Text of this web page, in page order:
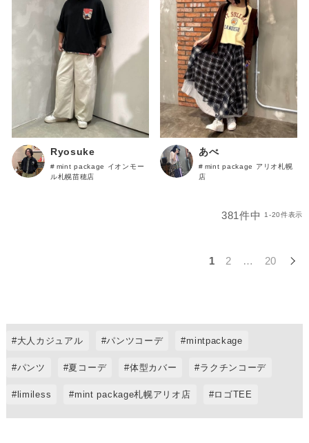
Ryosuke
mint package イオンモー
ル札幌苗穂店
あべ
mint package アリオ札幌
店
381件中 1-20件表示
1 2 … 20
大人カジュアル パンツコーデ mintpackage
パンツ 夏コーデ 体型カバー ラクチンコーデ
limiless mint package札幌アリオ店 ロゴTEE